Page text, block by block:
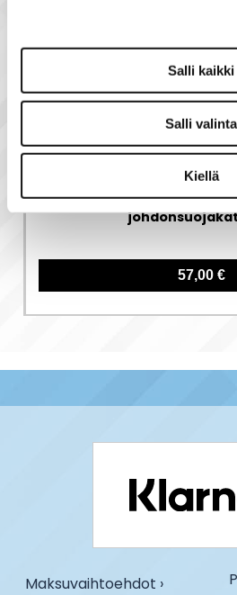
Salli kaikki
Salli valinta
Kiellä
3-NAP C50
57,00 €
Maksuvaihtoehdot ›